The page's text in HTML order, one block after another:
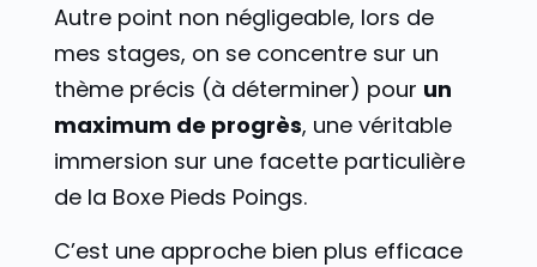
Autre point non négligeable, lors de
mes stages, on se concentre sur un
thème précis (à déterminer) pour un
maximum de progrès, une véritable
immersion sur une facette particulière
de la Boxe Pieds Poings.
C’est une approche bien plus efficace